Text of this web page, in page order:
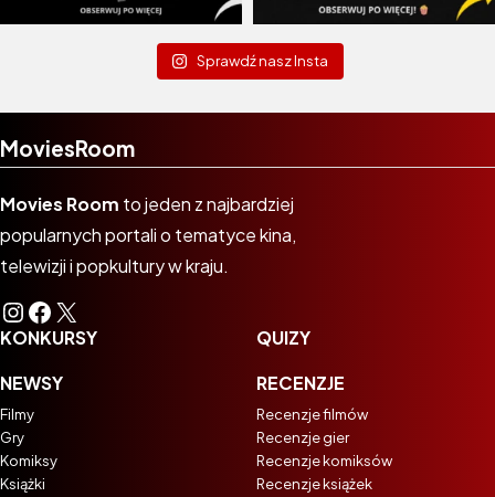
Sprawdź nasz Insta
MoviesRoom
Movies Room to jeden z najbardziej
popularnych portali o tematyce kina,
telewizji i popkultury w kraju.
Instagram
Facebook
X
KONKURSY
NEWSY
Filmy
Gry
Komiksy
Książki
QUIZY
RECENZJE
Recenzje filmów
Recenzje gier
Recenzje komiksów
Recenzje książek